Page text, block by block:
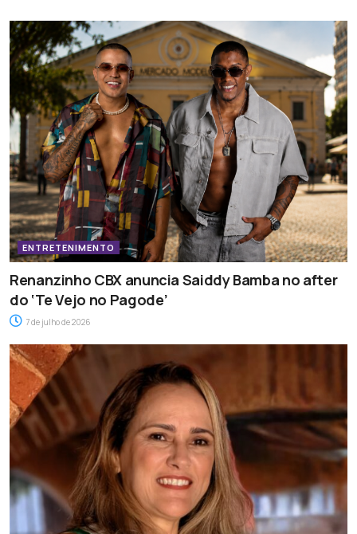
ENTRETENIMENTO
Renanzinho CBX anuncia Saiddy Bamba no after
do ‘Te Vejo no Pagode’
7 de julho de 2026